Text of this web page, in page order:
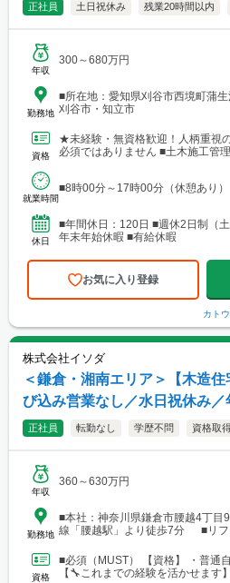
正社員 土日祝休み 残業20時間以内
年収
300～680万円
勤務地
■所在地：愛知県刈谷市西境町蒲
刈谷市・知立市
資格
★未経験・無資格歓迎！人柄重
必須ではありません ■土木施工管
就業時間
■8時00分～17時00分（休憩あり）
休日
■年間休日：120日 ■週休2日制（
年末年始休暇 ■有給休暇
お気に入り登録
カト
株式会社イソダ
＜鎌倉・湘南エリア＞【木造
び込み営業なし／水日祝休み／
正社員 転勤なし 学歴不問 資格取
年収
360～630万円
勤務地
■本社：神奈川県鎌倉市腰越4丁目
線「腰越駅」より徒歩7分 ■リフ
資格
■必須（MUST） 【資格】 ・普通
【🔧これまでの経験を活かせます